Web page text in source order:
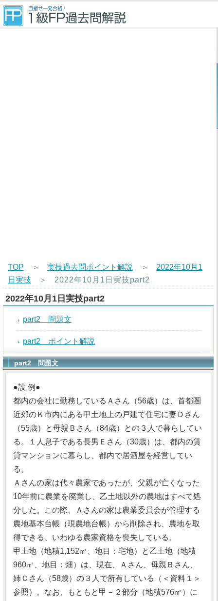
TOP ＞ 実技過去問ポイント解説 ＞ 2022年10月1
日実技 ＞ 2022年10月1日実技part2
2022年10月1日実技part2
part2 問題文
part2 ポイント解説
part2 問題文
●設 例●
都内の会社に勤務しているＡさん（56歳）は、首都圏
近郊のＫ市内にある甲土地上の戸建て住宅に妻Ｄさん
（55歳）と母親Ｂさん（84歳）との３人で暮らしてい
る。１人息子である長男Ｅさん（30歳）は、都内の賃
貸マンションに暮らし、都内で居酒屋を経営してい
る。
Ａさんの家は代々農家であったが、父親が亡くなった
10年前に農業を廃業し、乙土地以外の農地はすべて処
分した。この際、Ａさんの家は農業委員会が管理する
農地基本台帳（現農地台帳）から削除され、農地を取
得できる、いわゆる農家資格を喪失している。
甲土地（地積1,152㎡、地目：宅地）と乙土地（地積
960㎡、地目：畑）は、現在、Ａさん、母親Ｂさん、
姉Ｃさん（58歳）の３人で所有している（＜資料１＞
参照）。なお、もともと甲－２部分（地積576㎡）に